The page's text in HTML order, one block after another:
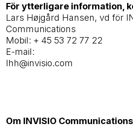
För ytterligare information,
Lars Højgård Hansen, vd för
Communications
Mobil: + 45 53 72 77 22
E-mail:
lhh@invisio.com
Om INVISIO